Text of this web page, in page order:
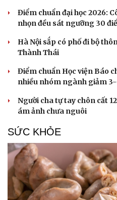
Tư vấn
check-in
Điểm chuẩn đại học 2026:
nhọn đều sát ngưỡng 30
Hà Nội sắp có phố đi bộ
Thành Thái
Điểm chuẩn Học viện Báo
nhiều nhóm ngành giảm
Người cha tự tay chôn cất
ám ảnh chưa nguôi
SỨC KHỎE